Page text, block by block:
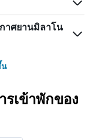
าศยานมิลาโน
น
เข้าพักของ